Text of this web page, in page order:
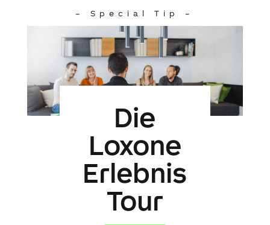
– Special Tip –
Die
Loxone
Erlebnis
Tour